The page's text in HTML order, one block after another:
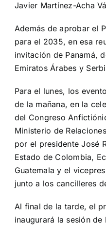
Javier Martínez-Acha
Además de aprobar el
para el 2035, en esa
invitación de Panamá,
Emiratos Árabes y
Para el lunes, los
de la mañana, en la
del Congreso
Ministerio de
por el presidente José
Estado de Colombia,
Guatemala y el
junto a los cancilleres
Al final de la tarde, el
inaugurará la sesión de